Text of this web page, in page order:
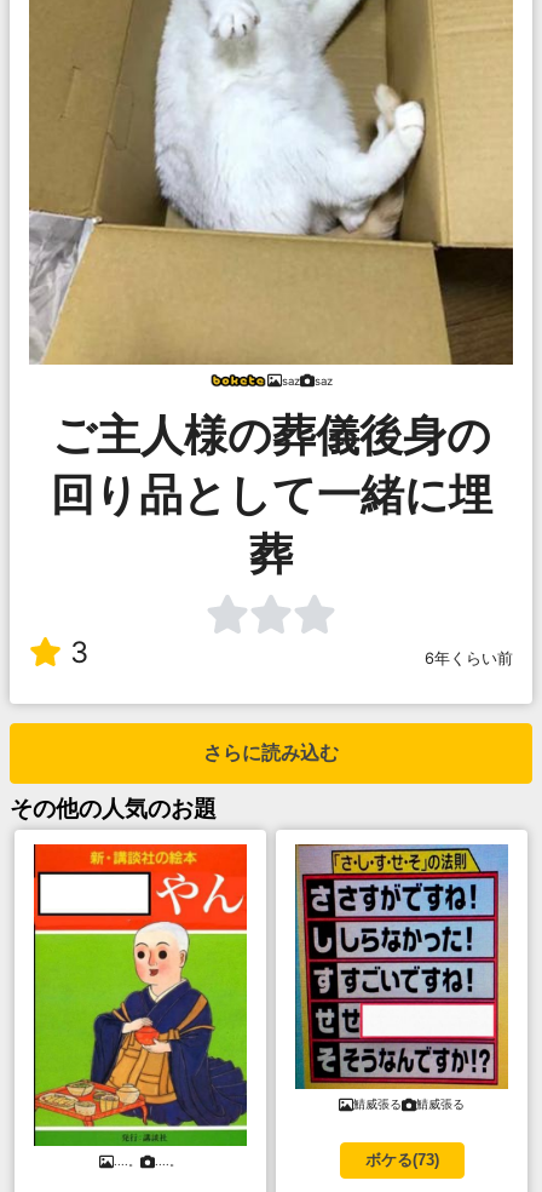
saz saz
ご主人様の葬儀後身の
回り品として一緒に埋
葬
3 6年くらい前
さらに読み込む
その他の人気のお題
鯖威張る 鯖威張る
ボケる(73)